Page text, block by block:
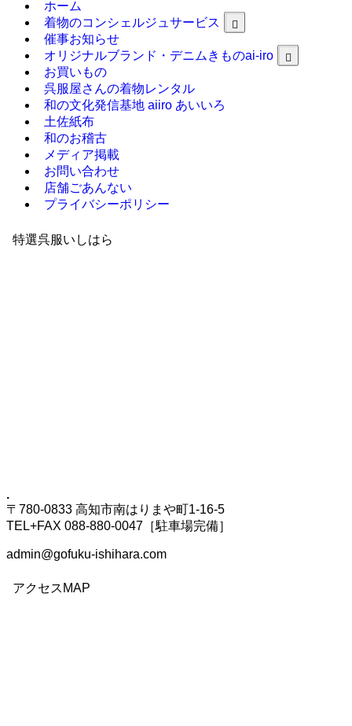
ホーム
着物のコンシェルジュサービス
催事お知らせ
オリジナルブランド・デニムきものai-iro
お買いもの
呉服屋さんの着物レンタル
和の文化発信基地 aiiro あいいろ
土佐紙布
和のお稽古
メディア掲載
お問い合わせ
店舗ごあんない
プライバシーポリシー
特選呉服いしはら
.
〒780-0833 高知市南はりまや町1-16-5
TEL+FAX 088-880-0047［駐車場完備］
admin@gofuku-ishihara.com
アクセスMAP